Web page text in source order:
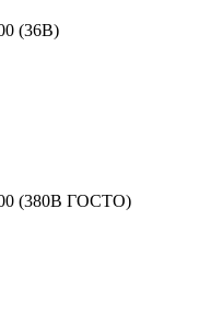
(36В)
(380В ГОСТО)